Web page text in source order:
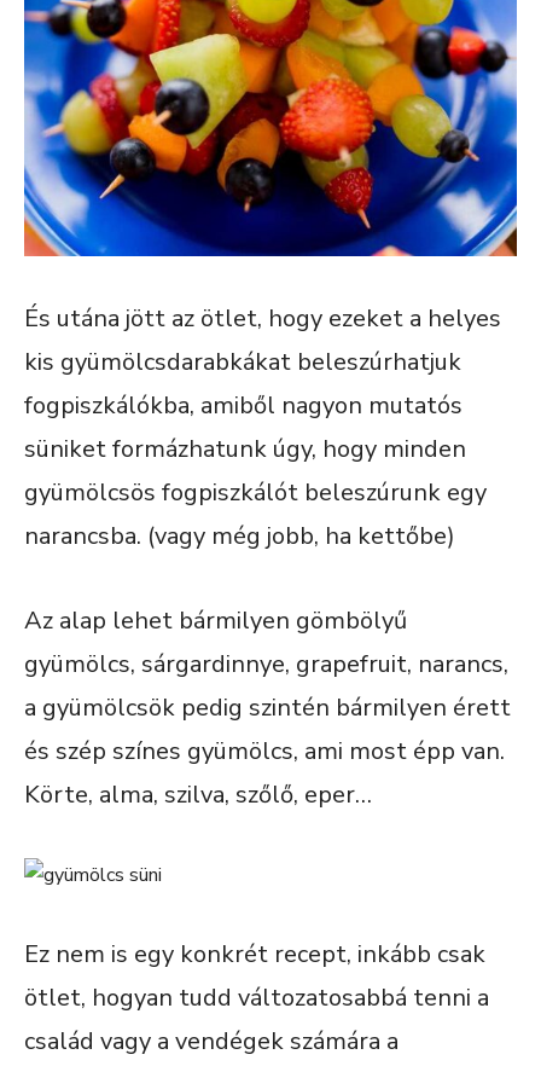
És utána jött az ötlet, hogy ezeket a helyes
kis gyümölcsdarabkákat beleszúrhatjuk
fogpiszkálókba, amiből nagyon mutatós
süniket formázhatunk úgy, hogy minden
gyümölcsös fogpiszkálót beleszúrunk egy
narancsba. (vagy még jobb, ha kettőbe)
Az alap lehet bármilyen gömbölyű
gyümölcs, sárgardinnye, grapefruit, narancs,
a gyümölcsök pedig szintén bármilyen érett
és szép színes gyümölcs, ami most épp van.
Körte, alma, szilva, szőlő, eper…
Ez nem is egy konkrét recept, inkább csak
ötlet, hogyan tudd változatosabbá tenni a
család vagy a vendégek számára a